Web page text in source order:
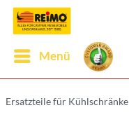
Menü
Ersatzteile für Kühlschränke